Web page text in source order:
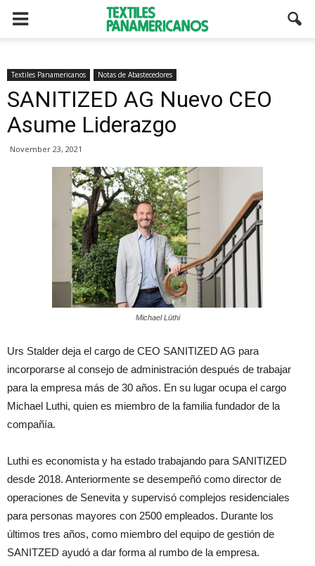
Textiles Panamericanos Notas de Abastecedores
SANITIZED AG Nuevo CEO
Asume Liderazgo
November 23, 2021
Michael Lüthi
Urs Stalder deja el cargo de CEO SANITIZED AG para
incorporarse al consejo de administración después de trabajar
para la empresa más de 30 años. En su lugar ocupa el cargo
Michael Luthi, quien es miembro de la familia fundador de la
compañía.
Luthi es economista y ha estado trabajando para SANITIZED
desde 2018. Anteriormente se desempeñó como director de
operaciones de Senevita y supervisó complejos residenciales
para personas mayores con 2500 empleados. Durante los
últimos tres años, como miembro del equipo de gestión de
SANITZED ayudó a dar forma al rumbo de la empresa.